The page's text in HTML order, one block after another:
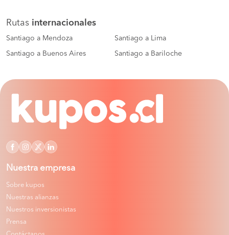
Rutas internacionales
Santiago a Mendoza Santiago a Lima
Santiago a Buenos Aires Santiago a Bariloche
Nuestra empresa
Sobre kupos
Nuestras alianzas
Nuestros inversionistas
Prensa